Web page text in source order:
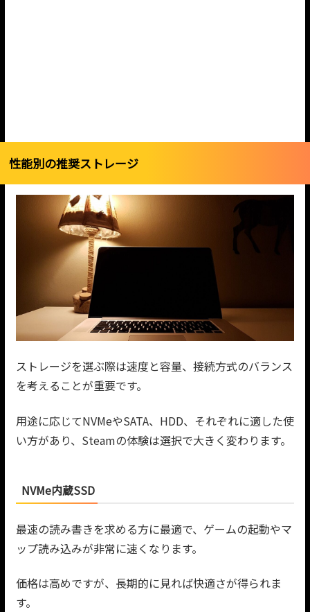
性能別の推奨ストレージ
ストレージを選ぶ際は速度と容量、接続方式のバランス
を考えることが重要です。
用途に応じてNVMeやSATA、HDD、それぞれに適した使
い方があり、Steamの体験は選択で大きく変わります。
NVMe内蔵SSD
最速の読み書きを求める方に最適で、ゲームの起動やマ
ップ読み込みが非常に速くなります。
価格は高めですが、長期的に見れば快適さが得られま
す。